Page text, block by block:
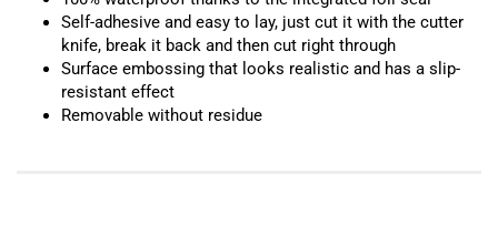
Self-adhesive and easy to lay, just cut it with the cutter
knife, break it back and then cut right through
Surface embossing that looks realistic and has a slip-
resistant effect
Removable without residue